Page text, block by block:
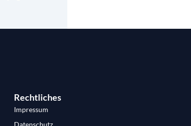
Rechtliches
Impressum
Datenschutz